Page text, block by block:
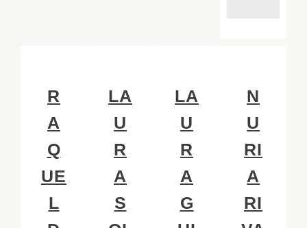
R
A
Q
UE
L
LA
U
R
A
S
LA
U
R
A
G
N
U
RI
A
RI